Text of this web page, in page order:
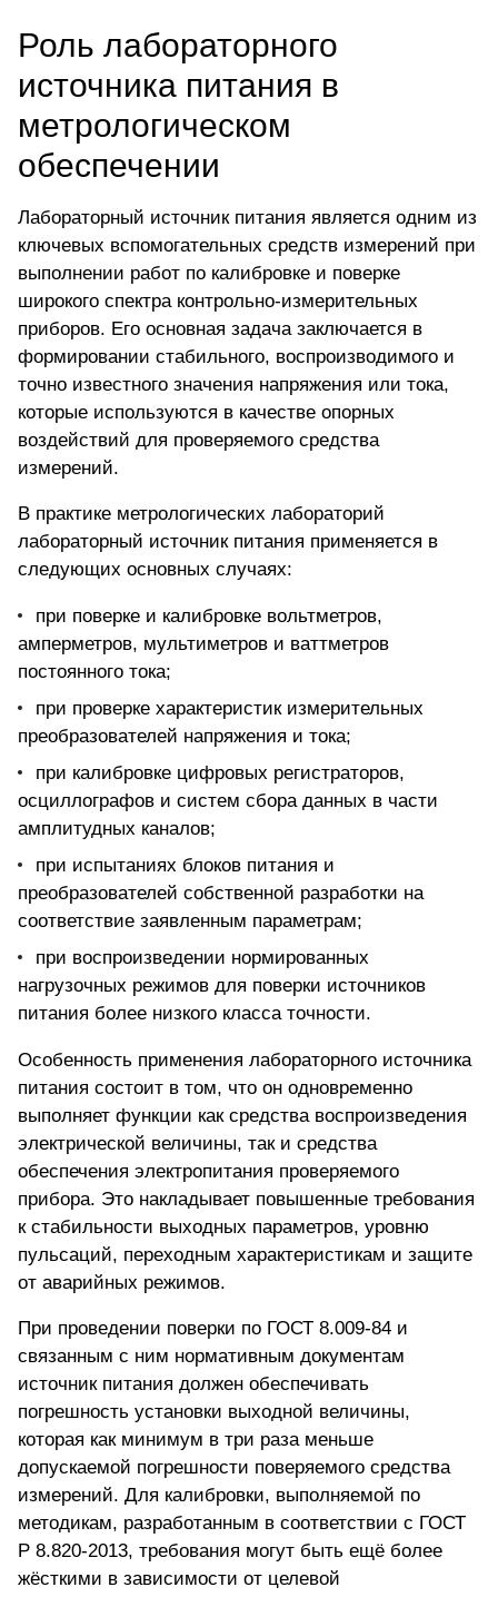
Роль лабораторного
источника питания в
метрологическом
обеспечении
Лабораторный источник питания является одним из
ключевых вспомогательных средств измерений при
выполнении работ по калибровке и поверке
широкого спектра контрольно-измерительных
приборов. Его основная задача заключается в
формировании стабильного, воспроизводимого и
точно известного значения напряжения или тока,
которые используются в качестве опорных
воздействий для проверяемого средства
измерений.
В практике метрологических лабораторий
лабораторный источник питания применяется в
следующих основных случаях:
при поверке и калибровке вольтметров,
амперметров, мультиметров и ваттметров
постоянного тока;
при проверке характеристик измерительных
преобразователей напряжения и тока;
при калибровке цифровых регистраторов,
осциллографов и систем сбора данных в части
амплитудных каналов;
при испытаниях блоков питания и
преобразователей собственной разработки на
соответствие заявленным параметрам;
при воспроизведении нормированных
нагрузочных режимов для поверки источников
питания более низкого класса точности.
Особенность применения лабораторного источника
питания состоит в том, что он одновременно
выполняет функции как средства воспроизведения
электрической величины, так и средства
обеспечения электропитания проверяемого
прибора. Это накладывает повышенные требования
к стабильности выходных параметров, уровню
пульсаций, переходным характеристикам и защите
от аварийных режимов.
При проведении поверки по ГОСТ 8.009-84 и
связанным с ним нормативным документам
источник питания должен обеспечивать
погрешность установки выходной величины,
которая как минимум в три раза меньше
допускаемой погрешности поверяемого средства
измерений. Для калибровки, выполняемой по
методикам, разработанным в соответствии с ГОСТ
Р 8.820-2013, требования могут быть ещё более
жёсткими в зависимости от целевой